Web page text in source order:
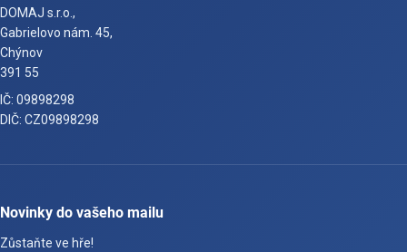
DOMAJ s.r.o.,
Gabrielovo nám. 45,
Chýnov
391 55
IČ: 09898298
DIČ: CZ09898298
Novinky do vašeho mailu
Zůstaňte ve hře!